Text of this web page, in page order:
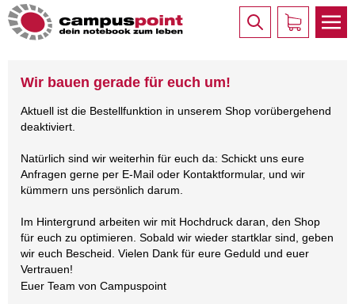
Wir bauen gerade für euch um!
Aktuell ist die Bestellfunktion in unserem Shop vorübergehend
deaktiviert.
Natürlich sind wir weiterhin für euch da: Schickt uns eure
Anfragen gerne per E-Mail oder Kontaktformular, und wir
kümmern uns persönlich darum.
Im Hintergrund arbeiten wir mit Hochdruck daran, den Shop
für euch zu optimieren. Sobald wir wieder startklar sind, geben
wir euch Bescheid. Vielen Dank für eure Geduld und euer
Vertrauen!
Euer Team von Campuspoint